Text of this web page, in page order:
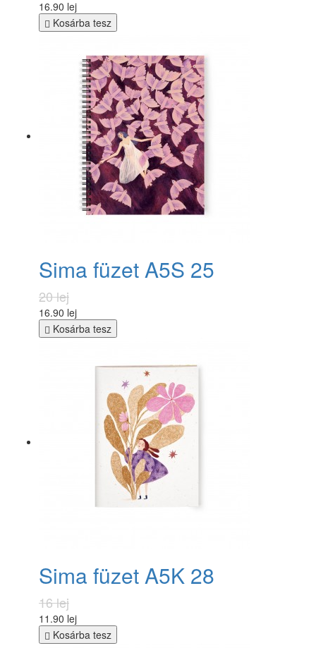
16.90 lej
Kosárba tesz
Sima füzet A5S 25
20 lej
16.90 lej
Kosárba tesz
Sima füzet A5K 28
16 lej
11.90 lej
Kosárba tesz